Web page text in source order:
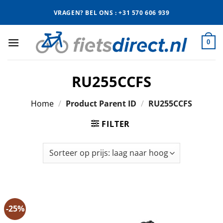
VRAGEN? BEL ONS : +31 570 606 939
0
RU255CCFS
Home / Product Parent ID / RU255CCFS
FILTER
-25%